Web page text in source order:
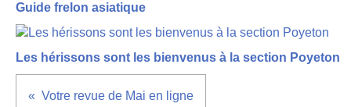
Guide frelon asiatique
Les hérissons sont les bienvenus à la section Poyeton
Votre revue de Mai en ligne